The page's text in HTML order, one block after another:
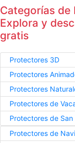
Categorías de
Explora y
gratis
Protectores 3D
Protectores
Protectores
Protectores de
Protectores de San
Protectores de